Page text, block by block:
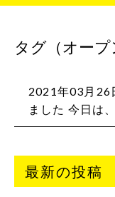
タグ（オープ
2021年03月26
ました 今日は
最新の投稿